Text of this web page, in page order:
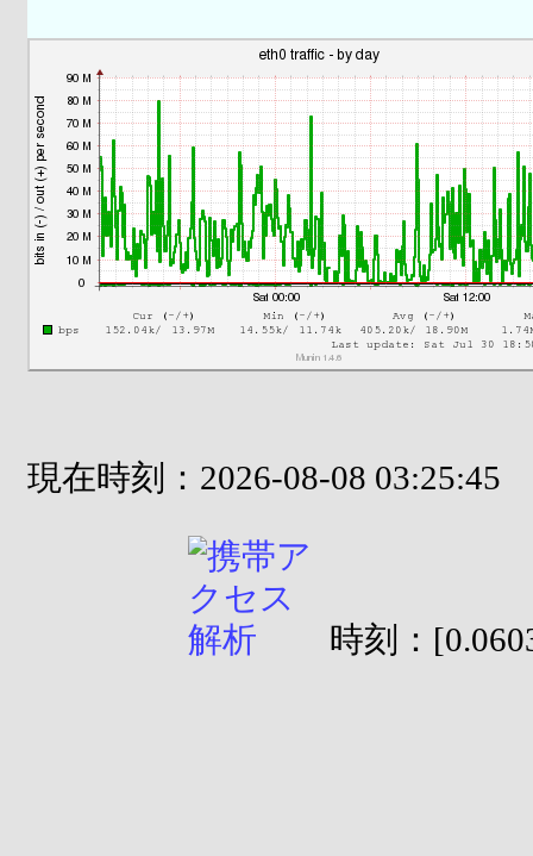
現在時刻：2026-08-08 03:25:45
時刻：